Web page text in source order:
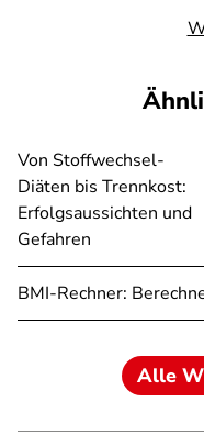
Von Stoffwechsel-
Diäten bis Trennkost:
Erfolgsaussichten und
Gefahren
BMI-Rechner:
Alle